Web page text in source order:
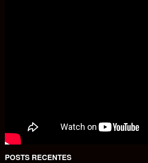
POSTS RECENTES